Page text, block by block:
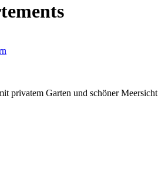
privatem Garten und schöner Meersicht